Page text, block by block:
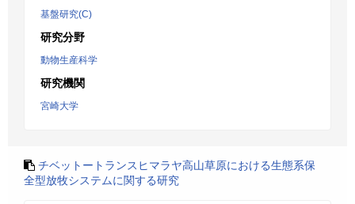
基盤研究(C)
研究分野
動物生産科学
研究機関
宮崎大学
チベットートランスヒマラヤ高山草原における生態系保
全型放牧システムに関する研究